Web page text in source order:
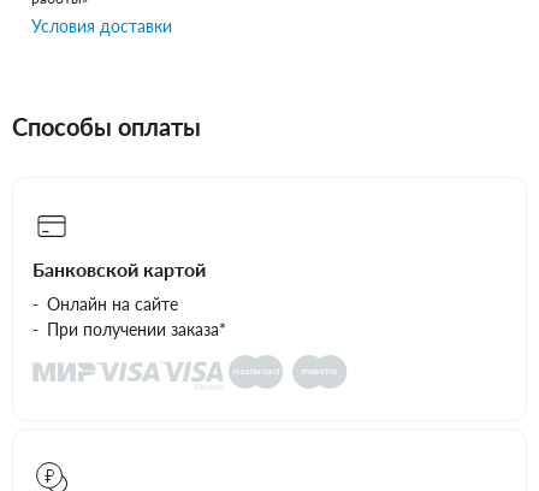
Условия доставки
Способы оплаты
Банковской картой
Онлайн на сайте
При получении заказа*